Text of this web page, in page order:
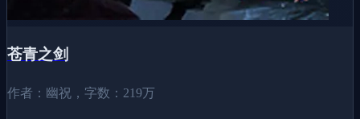
苍青之剑
作者：幽祝，字数：219万